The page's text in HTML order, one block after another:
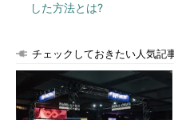
した方法とは?
チェックしておきたい人気記